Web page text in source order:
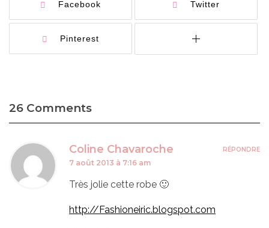
Facebook Twitter
Pinterest
26 Comments
Coline Chavaroche
7 août 2013 à 7:16 am
Très jolie cette robe 🙂
http://Fashioneiric.blogspot.com
RÉPONDRE